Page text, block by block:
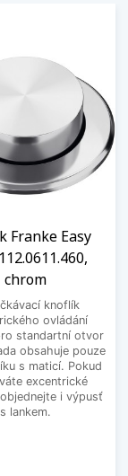
Franke Easy
chrom
knoflík
ovládání
standartní otvor
obsahuje pouze
s maticí. Pokud
excentrické
i výpusť
s lankem.